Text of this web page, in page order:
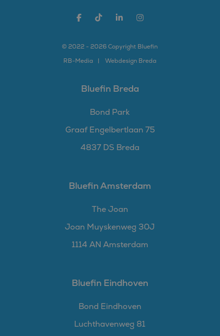
© 2022 - 2026 Copyright Bluefin
RB-Media Webdesign Breda
Bluefin Breda
Bond Park
Graaf Engelbertlaan 75
4837 DS Breda
Bluefin Amsterdam
The Joan
Joan Muyskenweg 30J
1114 AN Amsterdam
Bluefin Eindhoven
Bond Eindhoven
Luchthavenweg 81